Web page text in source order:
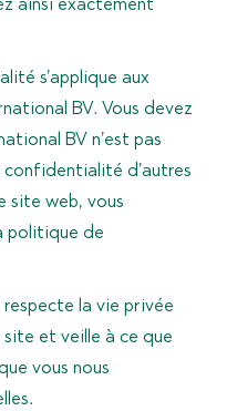
ainsi exactement
s’applique aux
BV. Vous devez
BV n’est pas
d’autres
site web, vous
politique de
la vie privée
et veille à ce que
vous nous